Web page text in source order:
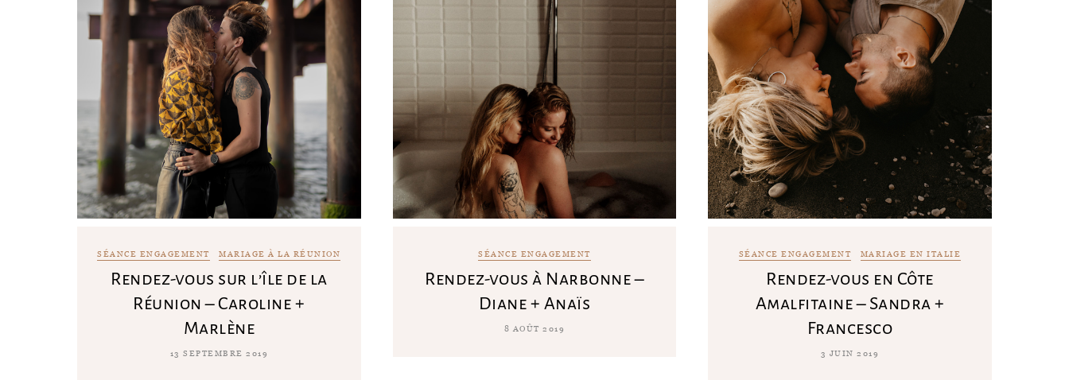
SÉANCE ENGAGEMENT MARIAGE À LA RÉUNION
Rendez-vous sur l’île de la
Réunion – Caroline +
Marlène
13 SEPTEMBRE 2019
SÉANCE ENGAGEMENT
Rendez-vous à Narbonne –
Diane + Anaïs
8 AOÛT 2019
SÉANCE ENGAGEMENT MARIAGE EN ITALIE
Rendez-vous en Côte
Amalfitaine – Sandra +
Francesco
3 JUIN 2019